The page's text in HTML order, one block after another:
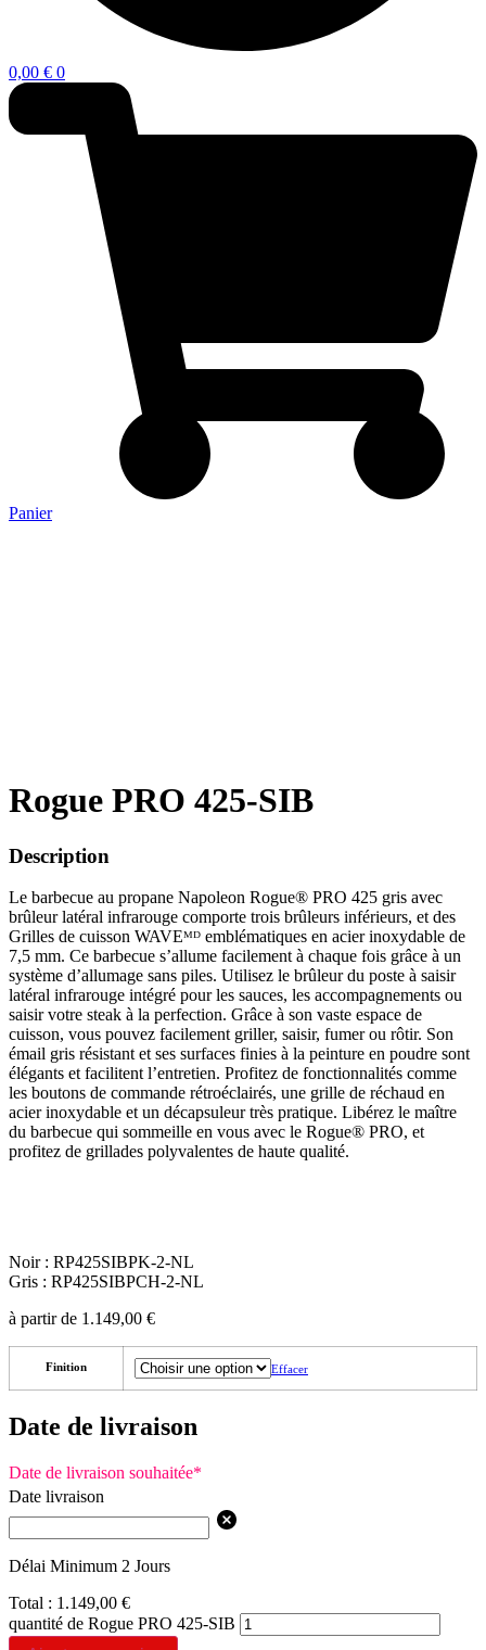
0,00 € 0
Panier
Rogue PRO 425-SIB
Description
Le barbecue au propane Napoleon Rogue® PRO 425 gris avec
brûleur latéral infrarouge comporte trois brûleurs inférieurs, et des
Grilles de cuisson WAVEᴹᴰ emblématiques en acier inoxydable de
7,5 mm. Ce barbecue s’allume facilement à chaque fois grâce à un
système d’allumage sans piles. Utilisez le brûleur du poste à saisir
latéral infrarouge intégré pour les sauces, les accompagnements ou
saisir votre steak à la perfection. Grâce à son vaste espace de
cuisson, vous pouvez facilement griller, saisir, fumer ou rôtir. Son
émail gris résistant et ses surfaces finies à la peinture en poudre sont
élégants et facilitent l’entretien. Profitez de fonctionnalités comme
les boutons de commande rétroéclairés, une grille de réchaud en
acier inoxydable et un décapsuleur très pratique. Libérez le maître
du barbecue qui sommeille en vous avec le Rogue® PRO, et
profitez de grillades polyvalentes de haute qualité.
Noir : RP425SIBPK-2-NL
Gris : RP425SIBPCH-2-NL
à partir de 1.149,00 €
Finition Effacer
Date de livraison
Date de livraison souhaitée*
Date livraison
Délai Minimum 2 Jours
Total : 1.149,00 €
quantité de Rogue PRO 425-SIB